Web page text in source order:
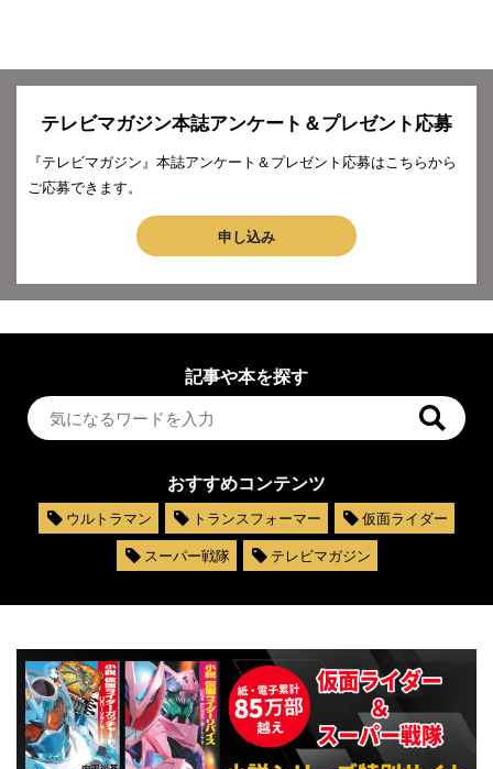
テレビマガジン本誌アンケート＆プレゼント応募
『テレビマガジン』本誌アンケート＆プレゼント応募はこちらから
ご応募できます。
申し込み
記事や本を探す
おすすめコンテンツ
ウルトラマン トランスフォーマー
仮面ライダー
スーパー戦隊
テレビマガジン